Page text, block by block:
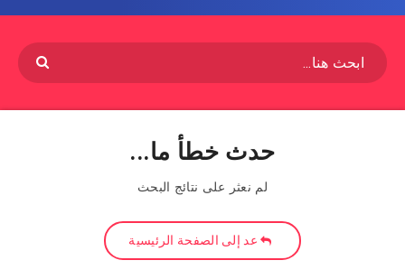
حدث خطأ ما...
لم نعثر على نتائج البحث
عد إلى الصفحة الرئيسية